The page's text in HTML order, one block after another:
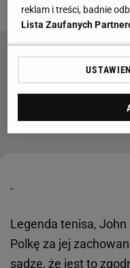
czwartej rundzie
Legenda tenisa,
Polkę za jej
sądzę, że jest to
reklam i treści, badnie
Lista Zaufanych